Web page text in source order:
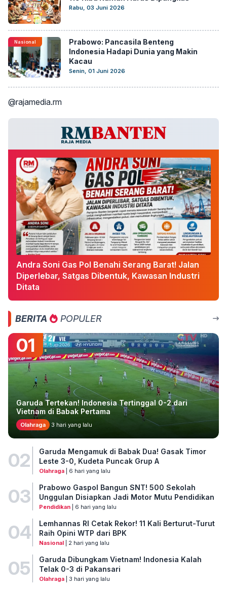
Rabu, 03 Juni 2026
Nasional
Prabowo: Pancasila Benteng
Indonesia Hadapi Dunia yang Makin
Kacau
Senin, 01 Juni 2026
@rajamedia.rm
Andra Soni Gas Pol Benahi Serang Barat! Jalan
Diperlebar, Satgas Dibentuk, Kawasan Industri
Ditata
BERITA POPULER
01
Garuda Tertekan! Indonesia Tertinggal 0-2 dari
Vietnam di Babak Pertama
Olahraga 3 hari yang lalu
02
Garuda Mengamuk di Babak Dua! Gasak Timor
Leste 3-0, Kudeta Puncak Grup A
Olahraga| 6 hari yang lalu
03
Prabowo Gaspol Bangun SNT! 500 Sekolah
Unggulan Disiapkan Jadi Motor Mutu Pendidikan
Pendidikan| 6 hari yang lalu
04
Lemhannas RI Cetak Rekor! 11 Kali Berturut-Turut
Raih Opini WTP dari BPK
Nasional| 2 hari yang lalu
05
Garuda Dibungkam Vietnam! Indonesia Kalah
Telak 0-3 di Pakansari
Olahraga| 3 hari yang lalu